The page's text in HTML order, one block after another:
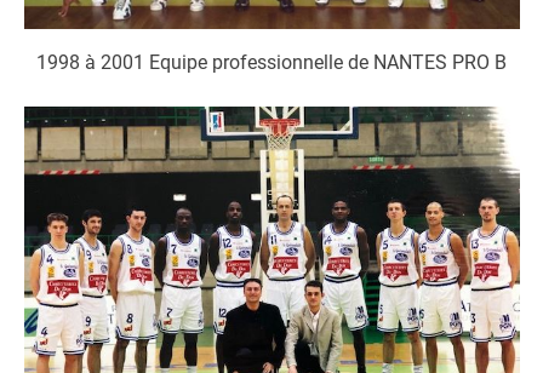
1998 à 2001 Equipe professionnelle de NANTES PRO B